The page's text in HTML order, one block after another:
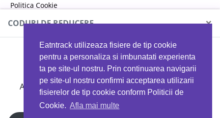
Eatntrack utilizeaza fisiere de tip cookie
pentru a personaliza si imbunatati experienta
ta pe site-ul nostru. Prin continuarea navigarii
pe site-ul nostru confirmi acceptarea utilizarii
fisierelor de tip cookie conform Politicii de
Cookie. Afla mai multe
Politica Cookie
Politica de confidențialitate
CODURI DE REDUCERE ×
MYPROTEIN
Ai 40%reducere la orice comandă folosind codul
EATTRACK